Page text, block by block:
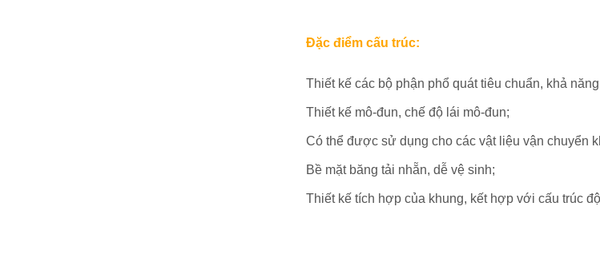
Đặc điểm cấu trúc:
Thiết kế các bộ phận phổ quát tiêu chuẩn, khả
Thiết kế mô-đun, chế độ lái mô-đun;
Có thể được sử dụng cho các vật liệu vận chuyển
Bề mặt băng tải nhẵn, dễ vệ sinh;
Thiết kế tích hợp của khung, kết hợp với cấu trúc